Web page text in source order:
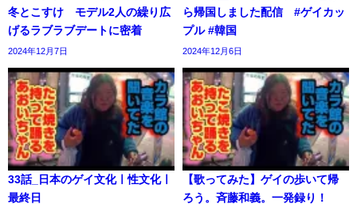
冬とこすけ モデル2人の繰り広
げるラブラブデートに密着
2024年12月7日
ら帰国しました配信 #ゲイカッ
プル #韓国
2024年12月6日
33話_日本のゲイ文化ㅣ性文化ㅣ
最終日
【歌ってみた】ゲイの歩いて帰
ろう。斉藤和義。一発録り！